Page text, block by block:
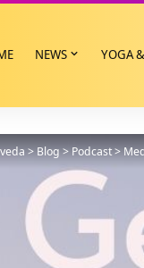
NEWS YOGA
>Blog>Podcast>